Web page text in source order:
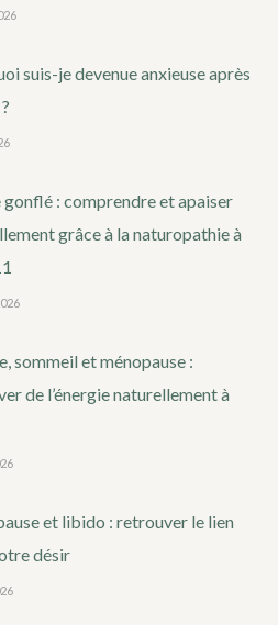
suis-je devenue anxieuse après
gonflé : comprendre et apaiser
grâce à la naturopathie à
sommeil et ménopause :
de l’énergie naturellement à
et libido : retrouver le lien
désir